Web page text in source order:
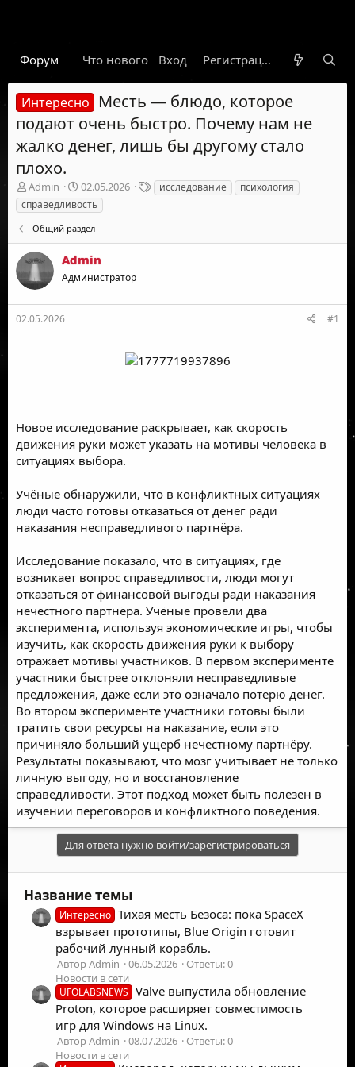
Форум Что нового Гарант Новости
Вход Регистрация
Интересно
Месть — блюдо, которое
подают очень быстро. Почему нам не
жалко денег, лишь бы другому стало
плохо.
А
в
т
о
р
т
е
м
Admin
Д
а
т
а
н
а
а
02.05.2026
Т
е
исследование
психология
справедливость
Общий раздел
Admin
Администратор
02.05.2026 #1
Новое исследование раскрывает, как скорость
движения руки может указать на мотивы человека в
ситуациях выбора.
Учёные обнаружили, что в конфликтных ситуациях
люди часто готовы отказаться от денег ради
наказания несправедливого партнёра.
Исследование показало, что в ситуациях, где
возникает вопрос справедливости, люди могут
отказаться от финансовой выгоды ради наказания
нечестного партнёра. Учёные провели два
эксперимента, используя экономические игры, чтобы
изучить, как скорость движения руки к выбору
отражает мотивы участников. В первом эксперименте
участники быстрее отклоняли несправедливые
предложения, даже если это означало потерю денег.
Во втором эксперименте участники готовы были
тратить свои ресурсы на наказание, если это
причиняло больший ущерб нечестному партнёру.
Результаты показывают, что мозг учитывает не только
личную выгоду, но и восстановление
справедливости. Этот подход может быть полезен в
изучении переговоров и конфликтного поведения.
Для ответа нужно войти/зарегистрироваться
Название темы
Интересно Тихая месть Безоса: пока SpaceX
взрывает прототипы, Blue Origin готовит
рабочий лунный корабль.
Автор Admin 06.05.2026
Ответы: 0
Новости в сети
UFOLABSNEWS
Valve выпустила обновление
Proton, которое расширяет совместимость
игр для Windows на Linux.
Автор Admin 08.07.2026
Ответы: 0
Новости в сети